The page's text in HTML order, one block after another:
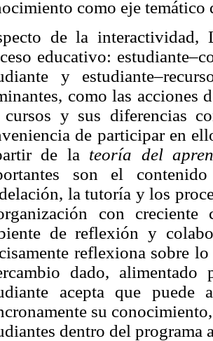
como eje temático
de la
educativo:
y
como las acciones
y sus diferencias
de participar en
de la teoría del
son el
la tutoría y los
con creciente
de reflexión y
reflexiona sobre
dado,
acepta que puede
su
dentro del programa